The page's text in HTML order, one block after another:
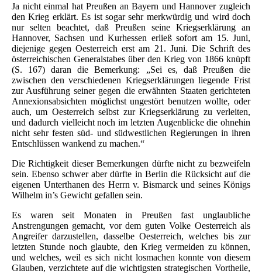
Ja nicht einmal hat Preußen an Bayern und Hannover zugleich
den Krieg erklärt. Es ist sogar sehr merkwürdig und wird doch
nur selten beachtet, daß Preußen seine Kriegserklärung an
Hannover, Sachsen und Kurhessen erließ sofort am 15. Juni,
diejenige gegen Oesterreich erst am 21. Juni. Die Schrift des
österreichischen Generalstabes über den Krieg von 1866 knüpft
(S. 167) daran die Bemerkung: „Sei es, daß Preußen die
zwischen den verschiedenen Kriegserklärungen liegende Frist
zur Ausführung seiner gegen die erwähnten Staaten gerichteten
Annexionsabsichten möglichst ungestört benutzen wollte, oder
auch, um Oesterreich selbst zur Kriegserklärung zu verleiten,
und dadurch vielleicht noch im letzten Augenblicke die ohnehin
nicht sehr festen süd- und südwestlichen Regierungen in ihren
Entschlüssen wankend zu machen.“
Die Richtigkeit dieser Bemerkungen dürfte nicht zu bezweifeln
sein. Ebenso schwer aber dürfte in Berlin die Rücksicht auf die
eigenen Unterthanen des Herrn v. Bismarck und seines Königs
Wilhelm in’s Gewicht gefallen sein.
Es waren seit Monaten in Preußen fast unglaubliche
Anstrengungen gemacht, vor dem guten Volke Oesterreich als
Angreifer darzustellen, dasselbe Oesterreich, welches bis zur
letzten Stunde noch glaubte, den Krieg vermeiden zu können,
und welches, weil es sich nicht losmachen konnte von diesem
Glauben, verzichtete auf die wichtigsten strategischen Vortheile,